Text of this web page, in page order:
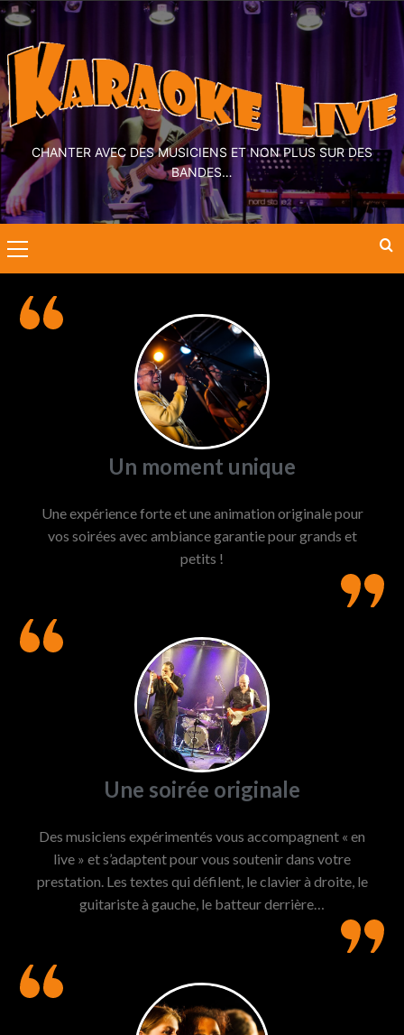
CHANTER AVEC DES MUSICIENS ET NON PLUS SUR DES
BANDES…
Un moment unique
Une expérience forte et une animation originale pour
vos soirées avec ambiance garantie pour grands et
petits !
Une soirée originale
Des musiciens expérimentés vous accompagnent « en
live » et s’adaptent pour vous soutenir dans votre
prestation. Les textes qui défilent, le clavier à droite, le
guitariste à gauche, le batteur derrière…